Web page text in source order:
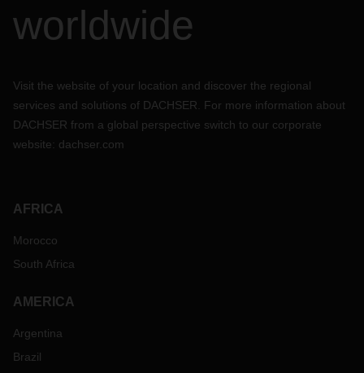
worldwide
Visit the website of your location and discover the regional
services and solutions of DACHSER. For more information about
DACHSER from a global perspective switch to our corporate
website: dachser.com
AFRICA
Morocco
South Africa
AMERICA
Argentina
Brazil